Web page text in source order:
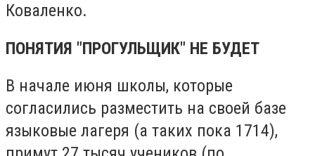
Коваленко.
ПОНЯТИЯ "ПРОГУЛЬЩИК" НЕ БУДЕТ
В начале июня школы, которые
согласились разместить на своей базе
языковые лагеря (а таких пока 1714),